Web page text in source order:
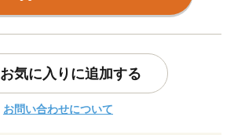
お気に入りに追加する
お問い合わせについて